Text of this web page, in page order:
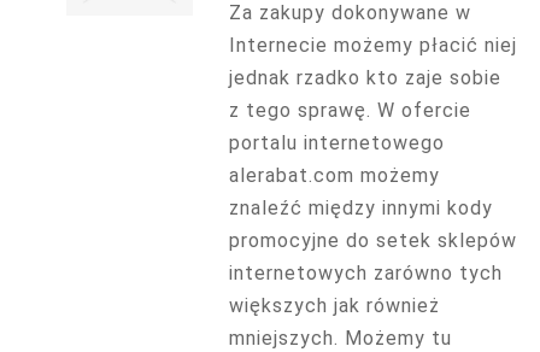
Za zakupy dokonywane w
Internecie możemy płacić niej
jednak rzadko kto zaje sobie
z tego sprawę. W ofercie
portalu internetowego
alerabat.com możemy
znaleźć między innymi kody
promocyjne do setek sklepów
internetowych zarówno tych
większych jak również
mniejszych. Możemy tu